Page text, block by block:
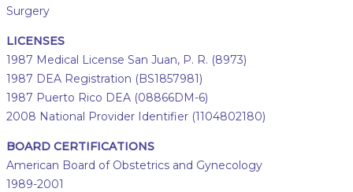
Surgery
LICENSES
1987 Medical License San Juan, P. R. (8973)
1987 DEA Registration (BS1857981)
1987 Puerto Rico DEA (08866DM-6)
2008 National Provider Identifier (1104802180)
BOARD CERTIFICATIONS
American Board of Obstetrics and Gynecology
1989-2001